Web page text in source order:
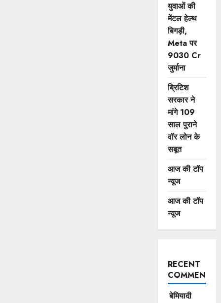
युवाओं की
मेंटल हेल्थ
बिगड़ी,
Meta पर
9030 Cr
जुर्माना
ब्रिटिश
सरकार ने
मांगे 109
साल पुराने
वॉर लोन के
सबूत
आज की टॉप
न्यूज
आज की टॉप
न्यूज
RECENT
COMMENTS
बेमियादी